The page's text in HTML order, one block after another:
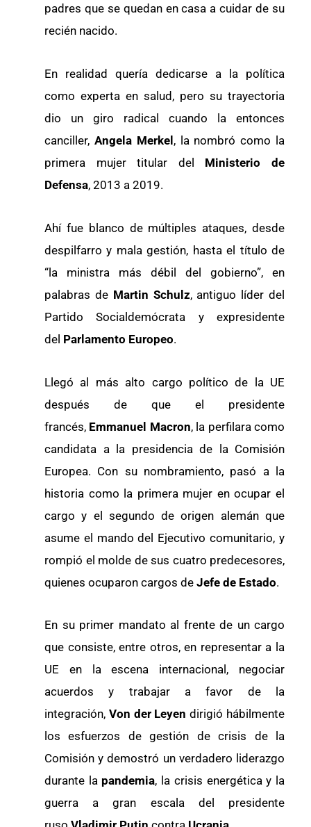
padres que se quedan en casa a cuidar de su
recién nacido.
En realidad quería dedicarse a la política
como experta en salud, pero su trayectoria
dio un giro radical cuando la entonces
canciller, Angela Merkel , la nombró como la
primera mujer titular del Ministerio de
Defensa, 2013 a 2019.
Ahí fue blanco de múltiples ataques, desde
despilfarro y mala gestión, hasta el título de
“la ministra más débil del gobierno”, en
palabras de Martin Schulz, antiguo líder del
Partido Socialdemócrata y expresidente
del Parlamento Europeo.
Llegó al más alto cargo político de la UE
después de que el presidente
francés, Emmanuel Macron, la perfilara como
candidata a la presidencia de la Comisión
Europea. Con su nombramiento, pasó a la
historia como la primera mujer en ocupar el
cargo y el segundo de origen alemán que
asume el mando del Ejecutivo comunitario, y
rompió el molde de sus cuatro predecesores,
quienes ocuparon cargos de Jefe de Estado.
En su primer mandato al frente de un cargo
que consiste, entre otros, en representar a la
UE en la escena internacional, negociar
acuerdos y trabajar a favor de la
integración, Von der Leyendirigió hábilmente
los esfuerzos de gestión de crisis de la
Comisión y demostró un verdadero liderazgo
durante la pandemia, la crisis energética y la
guerra a gran escala del presidente